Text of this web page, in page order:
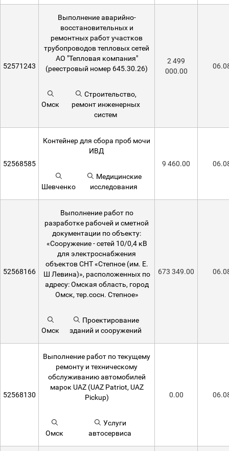
52571243
Выполнение аварийно-
восстановительных и
ремонтных работ участков
трубопроводов тепловых сетей
АО "Тепловая компания"
(реестровый номер 645.30.26)
Омск
Строительство,
ремонт инженерных
систем
2 499
000.00
52568585
Контейнер для сбора проб мочи
ИВД
Шевченко
Медицинские
исследования
9 460.00
52568166
Выполнение работ по
разработке рабочей и сметной
документации по объекту:
«Сооружение - сетей 10/0,4 кВ
для электроснабжения
объектов СНТ «Степное (им. Е.
Ш Левина)», расположенных по
адресу: Омская область, город
Омск, тер.сосн. Степное»
Омск
Проектирование
зданий и сооружений
673 349.00
52568130
Выполнение работ по текущему
ремонту и техническому
обслуживанию автомобилей
марок UAZ (UAZ Patriot, UAZ
Pickup)
Омск
Услуги
автосервиса
0.00